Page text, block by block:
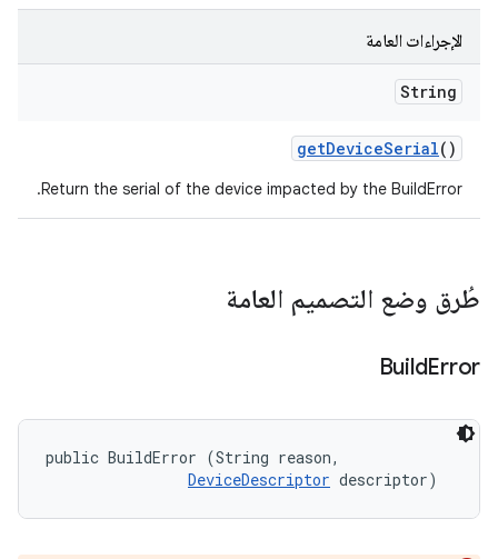
الإجراءات العامة
String
getDeviceSerial()
Return the serial of the device impacted by the BuildError.
طُرق وضع التصميم العامة
BuildError
public BuildError (String reason,
DeviceDescriptor descriptor)